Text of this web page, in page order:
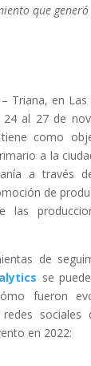
que
Triana, en Las
24 al 27 de
como
a la
a través
de
las
de
se
fueron
sociales
en 2022: